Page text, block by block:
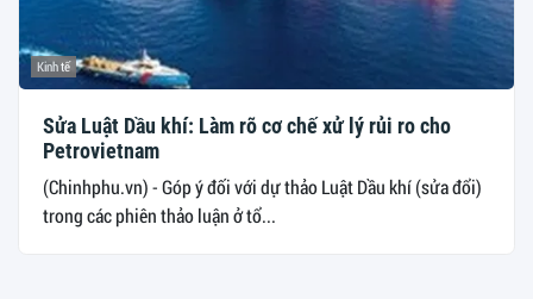
Kinh tế
Sửa Luật Dầu khí: Làm rõ cơ chế xử lý rủi ro cho
Petrovietnam
(Chinhphu.vn) - Góp ý đối với dự thảo Luật Dầu khí (sửa đổi)
trong các phiên thảo luận ở tổ...